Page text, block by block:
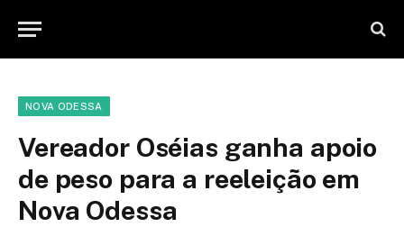
NOVA ODESSA
Vereador Oséias ganha apoio
de peso para a reeleição em
Nova Odessa